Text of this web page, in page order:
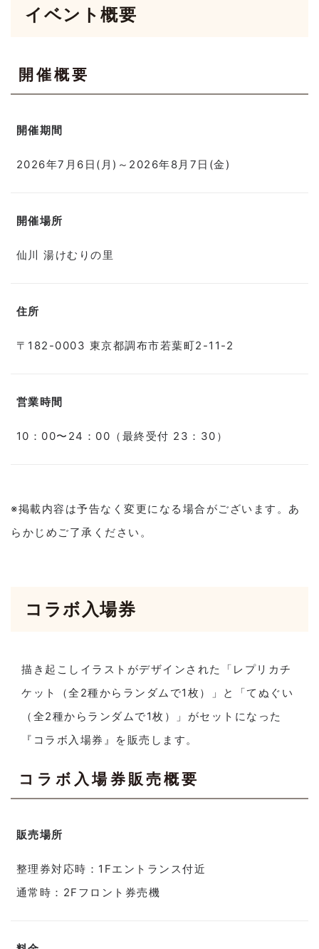
イベント概要
開催概要
開催期間
2026年7月6日(月)～2026年8月7日(金)
開催場所
仙川 湯けむりの里
住所
〒182-0003 東京都調布市若葉町2-11-2
営業時間
10：00〜24：00（最終受付 23：30）
※掲載内容は予告なく変更になる場合がございます。あ
らかじめご了承ください。
コラボ入場券
描き起こしイラストがデザインされた「レプリカチ
ケット（全2種からランダムで1枚）」と「てぬぐい
（全2種からランダムで1枚）」がセットになった
『コラボ入場券』を販売します。
コラボ入場券販売概要
販売場所
整理券対応時：1Fエントランス付近
通常時：2Fフロント券売機